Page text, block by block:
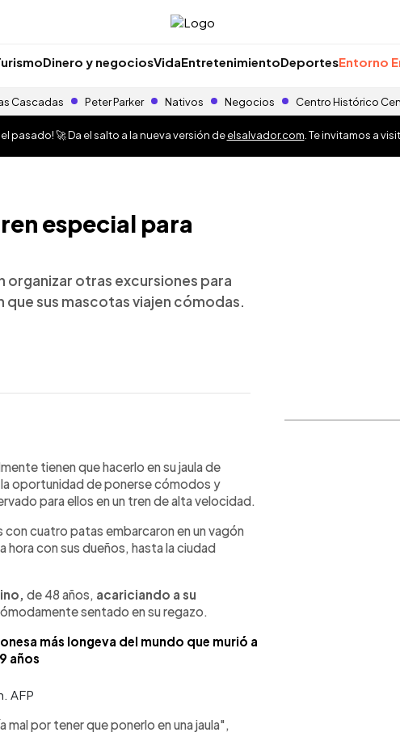
Dinero y negociosVidaEntretenimientoDeportesEntorno
Cascadas Peter Parker Nativos Negocios Centro Histórico
pasado! 🚀 Da el salto a la nueva versión deelsalvador.com . Te invitamos a
especial para
otras excursiones para
sus mascotas viajen cómodas.
tienen que hacerlo en su jaula de
oportunidad de ponerse cómodos y
para ellos en un tren de alta velocidad.
con cuatro patas embarcaron en un vagón
hora con sus dueños, hasta la ciudad
de 48 años, acariciando a su
sentado en su regazo.
más longeva del mundo que murió a
años
AFP
por tener que ponerlo en una jaula",